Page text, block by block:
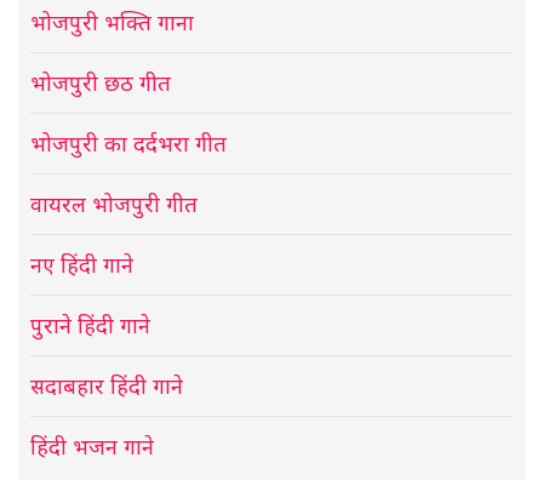
भोजपुरी भक्ति गाना
भोजपुरी छठ गीत
भोजपुरी का दर्दभरा गीत
वायरल भोजपुरी गीत
नए हिंदी गाने
पुराने हिंदी गाने
सदाबहार हिंदी गाने
हिंदी भजन गाने